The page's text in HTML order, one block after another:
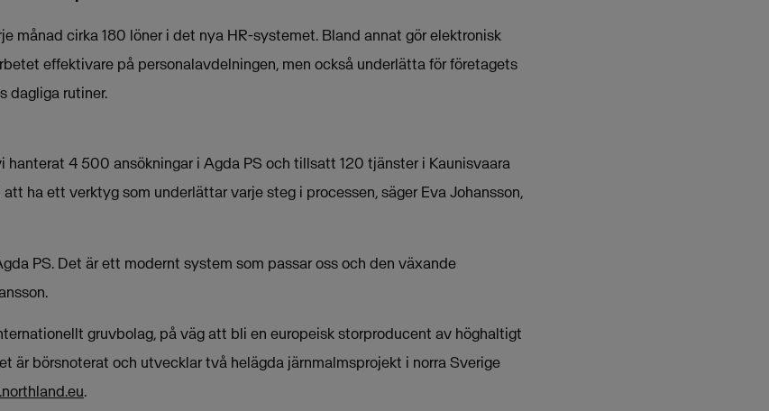
månad cirka 180 löner i det nya HR-systemet. Bland annat gör elektronisk
effektivare på personalavdelningen, men också underlätta för företagets
dagliga rutiner.
hanterat 4 500 ansökningar i Agda PS och tillsatt 120 tjänster i Kaunisvaara
ha ett verktyg som underlättar varje steg i processen, säger Eva Johansson,
PS. Det är ett modernt system som passar oss och den växande
gruvbolag, på väg att bli en europeisk storproducent av höghaltigt
är börsnoterat och utvecklar två helägda järnmalmsprojekt i norra Sverige
.